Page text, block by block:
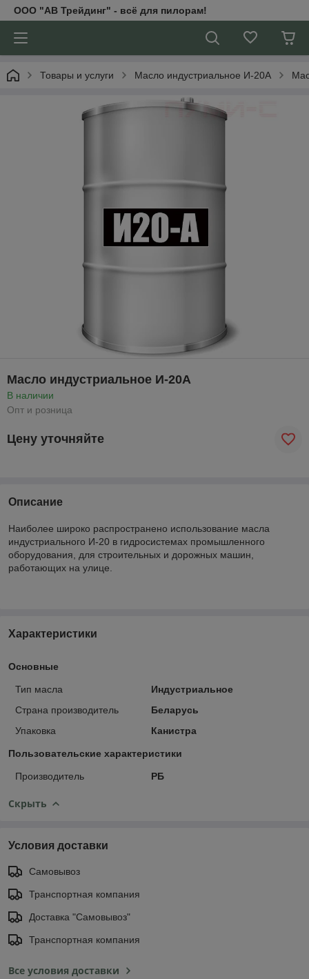
ООО "АВ Трейдинг" - всё для пилорам!
Товары и услуги Масло индустриальное И-20А
Масло индустриальное И-20А
В наличии
Опт и розница
Цену уточняйте
Описание
Наиболее широко распространено использование масла
индустриального И-20 в гидросистемах промышленного
оборудования, для строительных и дорожных машин,
работающих на улице.
Характеристики
Основные
Тип масла
Индустриальное
Страна производитель
Беларусь
Упаковка
Канистра
Пользовательские характеристики
Производитель РБ
Скрыть
Условия доставки
Самовывоз
Транспортная компания
Доставка "Самовывоз"
Транспортная компания
Все условия доставки